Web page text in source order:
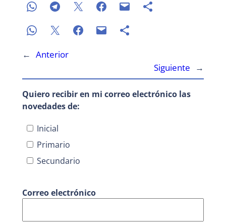
← Anterior
Siguiente
→
Quiero recibir en mi correo electrónico las
novedades de:
Inicial
Primario
Secundario
Correo electrónico